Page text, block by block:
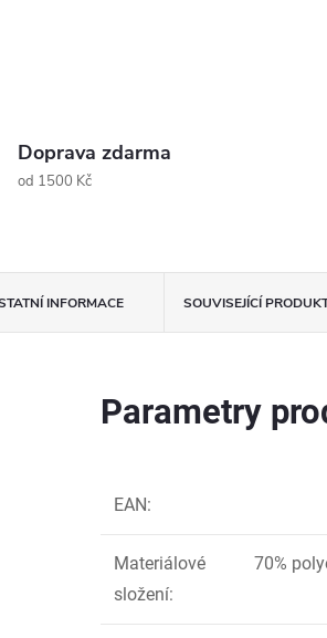
Doprava zdarma
od 1500 Kč
INFORMACE SOUVISEJÍCÍ
Parametry
EAN:
Materiálové
složení:
70%